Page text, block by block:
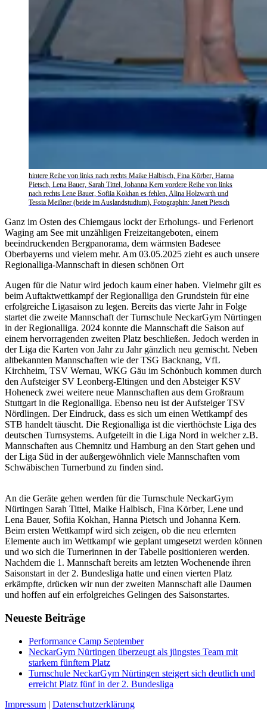
hintere Reihe von links nach rechts Maike Halbisch, Fina Körber, Hanna
Pietsch, Lena Bauer, Sarah Tittel, Johanna Kern vordere Reihe von links
nach rechts Lene Bauer, Sofiia Kokhan es fehlen, Alina Holzwarth und
Tessia Meißner (beide im Auslandstudium), Fotographin: Janett Pietsch
Ganz im Osten des Chiemgaus lockt der Erholungs- und Ferienort
Waging am See mit unzähligen Freizeitangeboten, einem
beeindruckenden Bergpanorama, dem wärmsten Badesee
Oberbayerns und vielem mehr. Am 03.05.2025 zieht es auch unsere
Regionalliga-Mannschaft in diesen schönen Ort
Augen für die Natur wird jedoch kaum einer haben. Vielmehr gilt es
beim Auftaktwettkampf der Regionalliga den Grundstein für eine
erfolgreiche Ligasaison zu legen. Bereits das vierte Jahr in Folge
startet die zweite Mannschaft der Turnschule NeckarGym Nürtingen
in der Regionalliga. 2024 konnte die Mannschaft die Saison auf
einem hervorragenden zweiten Platz beschließen. Jedoch werden in
der Liga die Karten von Jahr zu Jahr gänzlich neu gemischt. Neben
altbekannten Mannschaften wie der TSG Backnang, VfL
Kirchheim, TSV Wernau, WKG Gäu im Schönbuch kommen durch
den Aufsteiger SV Leonberg-Eltingen und den Absteiger KSV
Hoheneck zwei weitere neue Mannschaften aus dem Großraum
Stuttgart in die Regionalliga. Ebenso neu ist der Aufsteiger TSV
Nördlingen. Der Eindruck, dass es sich um einen Wettkampf des
STB handelt täuscht. Die Regionalliga ist die vierthöchste Liga des
deutschen Turnsystems. Aufgeteilt in die Liga Nord in welcher z.B.
Mannschaften aus Chemnitz und Hamburg an den Start gehen und
der Liga Süd in der außergewöhnlich viele Mannschaften vom
Schwäbischen Turnerbund zu finden sind.
An die Geräte gehen werden für die Turnschule NeckarGym
Nürtingen Sarah Tittel, Maike Halbisch, Fina Körber, Lene und
Lena Bauer, Sofiia Kokhan, Hanna Pietsch und Johanna Kern.
Beim ersten Wettkampf wird sich zeigen, ob die neu erlernten
Elemente auch im Wettkampf wie geplant umgesetzt werden können
und wo sich die Turnerinnen in der Tabelle positionieren werden.
Nachdem die 1. Mannschaft bereits am letzten Wochenende ihren
Saisonstart in der 2. Bundesliga hatte und einen vierten Platz
erkämpfte, drücken wir nun der zweiten Mannschaft alle Daumen
und hoffen auf ein erfolgreiches Gelingen des Saisonstartes.
Neueste Beiträge
Performance Camp September
NeckarGym Nürtingen überzeugt als jüngstes Team mit
starkem fünftem Platz
Turnschule NeckarGym Nürtingen steigert sich deutlich und
erreicht Platz fünf in der 2. Bundesliga
Impressum | Datenschutzerklärung